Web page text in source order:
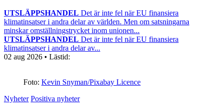
UTSLÄPPSHANDEL Det är inte fel när EU finansiera
klimatinsatser i andra delar av världen. Men om satsningarna
minskar omställningstrycket inom unionen...
UTSLÄPPSHANDEL Det är inte fel när EU finansiera
klimatinsatser i andra delar av...
02 aug 2026 • Lästid:
Foto: Kevin Snyman/Pixabay Licence
Nyheter Positiva nyheter